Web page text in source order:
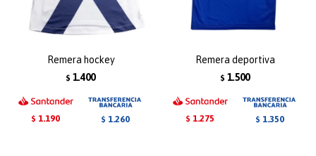
Remera hockey
$ 1.400
$ 1.190 $ 1.260
Remera deportiva
$ 1.500
$ 1.275 $ 1.350